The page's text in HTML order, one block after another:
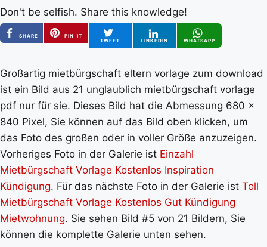
Don't be selfish. Share this knowledge!
SHARE
PIN_IT
TWEET
LINKEDIN WHATSAPP
Großartig mietbürgschaft eltern vorlage zum download
ist ein Bild aus 21 unglaublich mietbürgschaft vorlage
pdf nur für sie. Dieses Bild hat die Abmessung 680 x
840 Pixel, Sie können auf das Bild oben klicken, um
das Foto des großen oder in voller Größe anzuzeigen.
Vorheriges Foto in der Galerie ist Einzahl
Mietbürgschaft Vorlage Kostenlos Inspiration
Kündigung. Für das nächste Foto in der Galerie ist Toll
Mietbürgschaft Vorlage Kostenlos Gut Kündigung
Mietwohnung. Sie sehen Bild #5 von 21 Bildern, Sie
können die komplette Galerie unten sehen.